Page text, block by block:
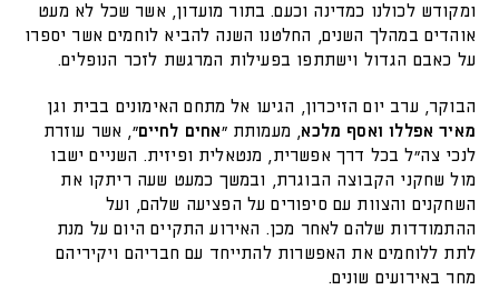
ומקודש לכולנו כמדינה וכעם. בתור מועדון, אשר שכל לא מעט
אוהדים במהלך השנים, החלטנו השנה להביא לוחמים אשר יספרו
על כאבם הגדול וישתתפו בפעילות המרגשת לזכר הנופלים.
הבוקר, ערב יום הזיכרון, הגיעו אל מתחם האימונים בבית וגן
מאיר אפללו ואסף מלכא, מעמותת "אחים לחיים", אשר עוזרת
לנכי צה"ל בכל דרך אפשרית, מנטאלית ופיזית. השניים ישבו
מול שחקני הקבוצה הבוגרת, ובמשך כמעט שעה ריתקו את
השחקנים והצוות עם סיפורים על הפציעה שלהם, ועל
ההתמודדות שלהם לאחר מכן. האירוע התקיים היום על מנת
לתת ללוחמים את האפשרות להתייחד עם חבריהם ויקיריהם
מחר באירועים שונים.